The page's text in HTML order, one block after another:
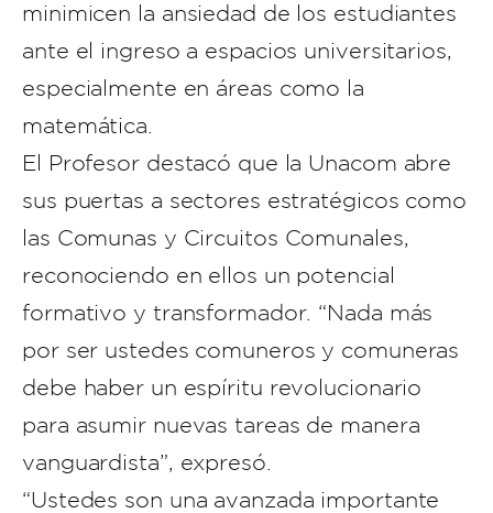
minimicen la ansiedad de los estudiantes
ante el ingreso a espacios universitarios,
especialmente en áreas como la
matemática.
El Profesor destacó que la Unacom abre
sus puertas a sectores estratégicos como
las Comunas y Circuitos Comunales,
reconociendo en ellos un potencial
formativo y transformador. “Nada más
por ser ustedes comuneros y comuneras
debe haber un espíritu revolucionario
para asumir nuevas tareas de manera
vanguardista”, expresó.
“Ustedes son una avanzada importante